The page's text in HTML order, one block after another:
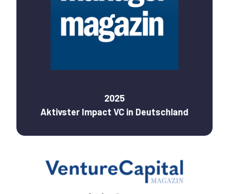
2025
Aktivster Impact VC in Deutschland